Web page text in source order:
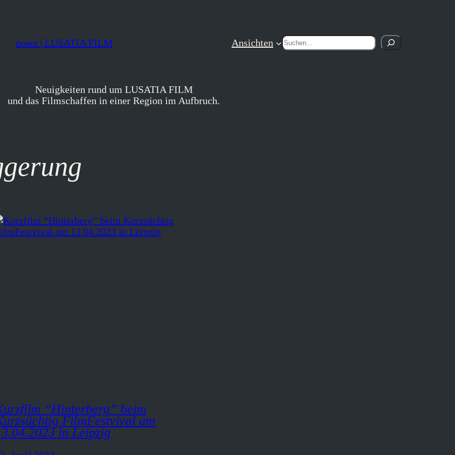
nowe | LUSATIA FILM
Ansichten Suchen
Neuigkeiten rund um LUSATIA FILM
und das Filmschaffen in einer Region im Aufbruch.
“Hinterberg” beim
FilmFestvival am
in Leipzig